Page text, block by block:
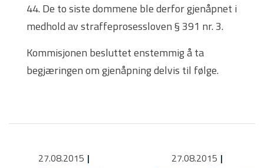
44. De to siste dommene ble derfor gjenåpnet i
medhold av straffeprosessloven § 391 nr. 3.
Kommisjonen besluttet enstemmig å ta
begjæringen om gjenåpning delvis til følge.
27.08.2015
27.08.2015